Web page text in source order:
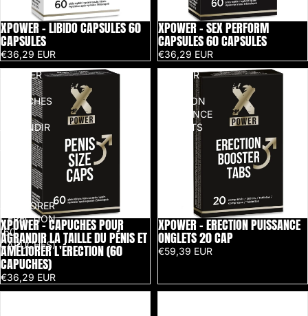
XPOWER - LIBIDO CAPSULES 60
CAPSULES
€36,29 EUR
XPOWER - SEX PERFORM
CAPSULES 60 CAPSULES
€36,29 EUR
XPOWER
CAPUCHES
AGRANDIR
TAILLE
AMÉLIORER
L'ÉRECTION
(60
CAPUCHES)
XPOWER - CAPUCHES POUR
AGRANDIR LA TAILLE DU PÉNIS ET
AMÉLIORER L'ÉRECTION (60
CAPUCHES)
€36,29 EUR
XPOWER
ERECTION
PUISSANCE
ONGLETS
XPOWER - ERECTION PUISSANCE
ONGLETS 20 CAP
€59,39 EUR